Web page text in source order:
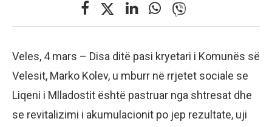
Veles, 4 mars – Disa ditë pasi kryetari i Komunës së
Velesit, Marko Kolev, u mburr në rrjetet sociale se
Liqeni i Mlladostit është pastruar nga shtresat dhe
se revitalizimi i akumulacionit po jep rezultate, uji